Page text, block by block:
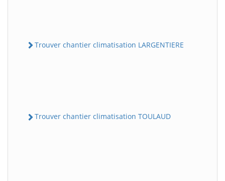
Trouver chantier climatisation LARGENTIERE
Trouver chantier climatisation TOULAUD